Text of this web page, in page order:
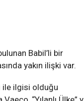
Babil’li bir
yakın ilişki var.
ile ilgisi olduğu